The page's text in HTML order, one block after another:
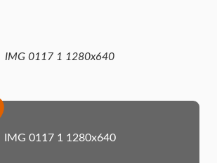
IMG 0117 1 1280x640
IMG 0117 1 1280x640